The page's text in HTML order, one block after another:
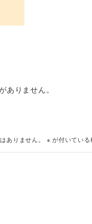
ありません。
ありません。 ※ が付いてい